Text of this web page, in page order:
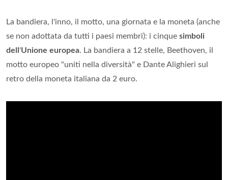
La bandiera, l'inno, il motto, una giornata e la moneta (anche
se non adottata da tutti i paesi membri): i cinque simboli
dell'Unione europea. La bandiera a 12 stelle, Beethoven, il
motto europeo "uniti nella diversità" e Dante Alighieri sul
retro della moneta italiana da 2 euro.